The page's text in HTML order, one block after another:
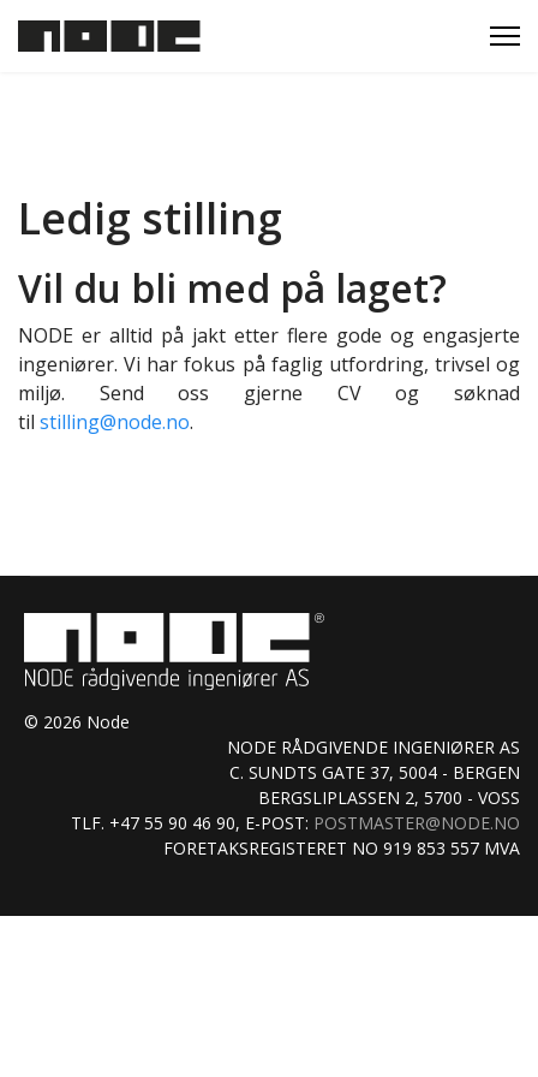
Ledig stilling
Vil du bli med på laget?
NODE er alltid på jakt etter flere gode og engasjerte
ingeniører. Vi har fokus på faglig utfordring, trivsel og
miljø. Send oss gjerne CV og søknad
til stilling@node.no.
© 2026 Node
NODE RÅDGIVENDE INGENIØRER AS
C. SUNDTS GATE 37, 5004 - BERGEN
BERGSLIPLASSEN 2, 5700 - VOSS
TLF. +47 55 90 46 90, E-POST: POSTMASTER@NODE.NO
FORETAKSREGISTERET NO 919 853 557 MVA